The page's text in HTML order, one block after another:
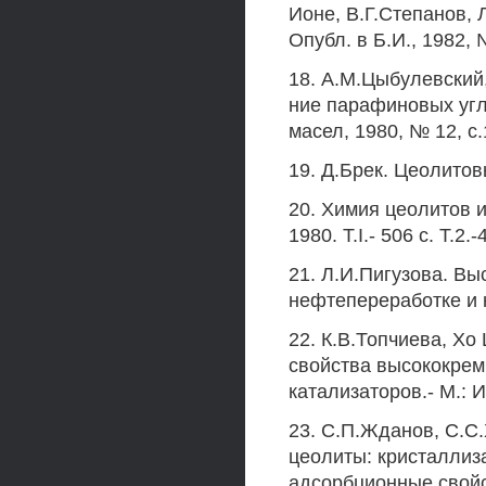
Ионе, В.Г.Степанов,
Опубл. в Б.И., 1982,
18.
ние парафиновых
масел, 1980, № 12,
19. Д.Брек.
20. Химия цеолитов
1980. T.I.- 506 с. Т.2.-
21. Л.И.Пигузова.
нефтепереработке
22. К.В.Топчиева, Хо
свойства
катализаторов.- М.:
23. С.П.Жданов,
цеолиты: